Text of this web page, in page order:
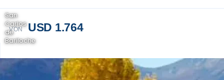
VON USD 1.764
San
Carlos
de
Bariloche